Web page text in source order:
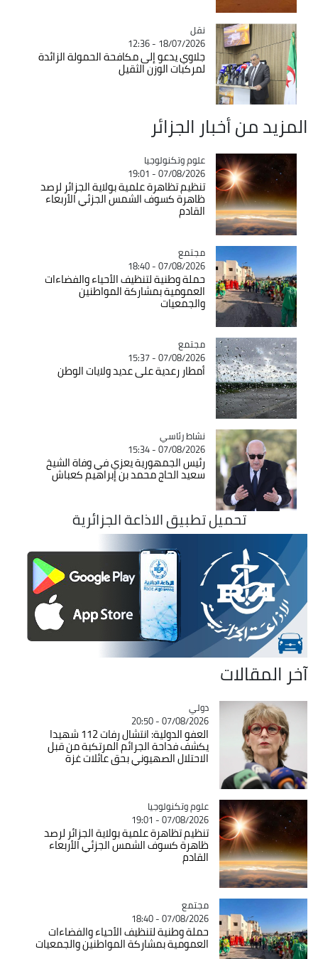
Catégorie
نقل
18/07/2026 - 12:36
جلاوي يدعو إلى مكافحة الحمولة الزائدة
لمركبات الوزن الثقيل
المزيد من أخبار الجزائر
Catégorie
علوم وتكنولوجيا
07/08/2026 - 19:01
تنظيم تظاهرة علمية بولاية الجزائر لرصد
ظاهرة كسوف الشمس الجزئي الأربعاء
القادم
Catégorie
مجتمع
07/08/2026 - 18:40
حملة وطنية لتنظيف الأحياء والفضاءات
العمومية بمشاركة المواطنين
والجمعيات
Catégorie
مجتمع
07/08/2026 - 15:37
أمطار رعدية على عديد ولايات الوطن
Catégorie
نشاط رئاسي
07/08/2026 - 15:34
رئيس الجمهورية يعزي في وفاة الشيخ
سعيد الحاج محمد بن إبراهيم كعباش
تحميل تطبيق الاذاعة الجزائرية
آخر المقالات
Catégorie
دولي
07/08/2026 - 20:50
العفو الدولية: انتشال رفات 112 شهيدا
يكشف فداحة الجرائم المرتكبة من قبل
الاحتلال الصهيوني بحق عائلات غزة
Catégorie
علوم وتكنولوجيا
07/08/2026 - 19:01
تنظيم تظاهرة علمية بولاية الجزائر لرصد
ظاهرة كسوف الشمس الجزئي الأربعاء
القادم
Catégorie
مجتمع
07/08/2026 - 18:40
حملة وطنية لتنظيف الأحياء والفضاءات
العمومية بمشاركة المواطنين والجمعيات